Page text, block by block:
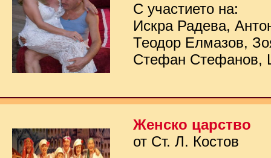
С участието на:
Искра Радева,
Теодор Елмазов,
Стефан Стефанов,
Женско царство
от Ст. Л. Костов